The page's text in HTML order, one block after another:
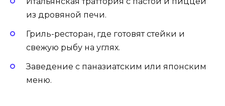
из дровяной печи.
Гриль-ресторан, где готовят стейки и
свежую рыбу на углях.
Заведение с паназиатским или японским
меню.